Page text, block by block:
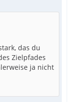
das du
Zielpfades
ja nicht